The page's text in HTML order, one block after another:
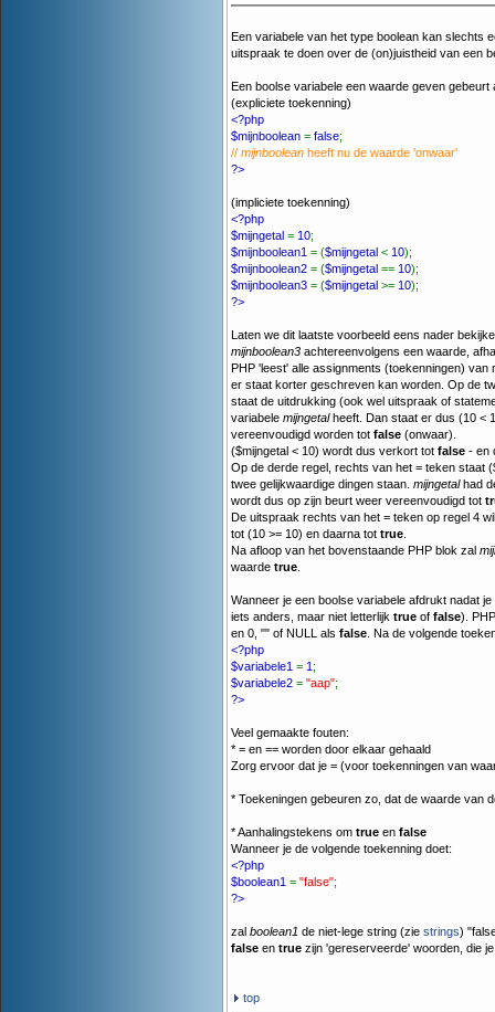
Een variabele van het type boolean kan slechts
uitspraak te doen over de (on)juistheid van een
Een boolse variabele een waarde geven gebeurt
(expliciete toekenning)
<?php
$mijnboolean = false;
// mijnboolean heeft nu de waarde 'onwaar'
?>
(impliciete toekenning)
<?php
$mijngetal = 10;
$mijnboolean1 = ($mijngetal < 10);
$mijnboolean2 = ($mijngetal == 10);
$mijnboolean3 = ($mijngetal >= 10);
?>
Laten we dit laatste voorbeeld eens nader
mijnboolean3 achtereenvolgens een waarde,
PHP 'leest' alle assignments (toekenningen)
er staat korter geschreven kan worden. Op de
staat de uitdrukking (ook wel uitspraak of
variabele mijngetalheeft. Dan staat er dus (10 <
vereenvoudigd worden tot false (onwaar).
($mijngetal < 10) wordt dus verkort tot false - en
Op de derde regel, rechts van het = teken staat
twee gelijkwaardige dingen staan. mijngetalhad
wordt dus op zijn beurt weer vereenvoudigd tot
De uitspraak rechts van het = teken op regel 4
tot (10 >= 10) en daarna tot true
Na afloop van het bovenstaande PHP blok zal
waarde true
Wanneer je een boolse variabele afdrukt nadat
iets anders, maar niet letterlijk true of false).
en 0, "" of NULL als false . Na de volgende
<?php
$variabele1 = 1 ;
$variabele2 = "aap";
?>
Veel gemaakte fouten:
* = en == worden door elkaar gehaald
Zorg ervoor dat je = (voor toekenningen van
* Toekeningen gebeuren zo, dat de waarde van
* Aanhalingstekens om true en false
Wanneer je de volgende toekenning doet:
<?php
$boolean1 = "false";
?>
zal boolean1 de niet-lege string (zie strings)
false en true zijn 'gereserveerde' woorden, die
top